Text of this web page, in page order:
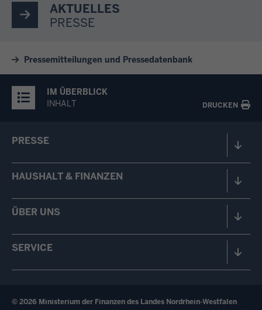
AKTUELLES
PRESSE
Pressemitteilungen und Pressedatenbank
IM ÜBERBLICK
INHALT
DRUCKEN
PRESSE
HAUSHALT & FINANZEN
ÜBER UNS
SERVICE
© 2026 Ministerium der Finanzen des Landes Nordrhein-Westfalen